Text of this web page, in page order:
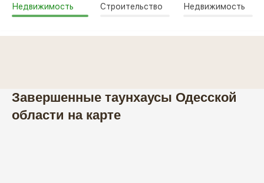
Недвижимость Строительство Недвижимость
Завершенные таунхаусы Одесской
области на карте